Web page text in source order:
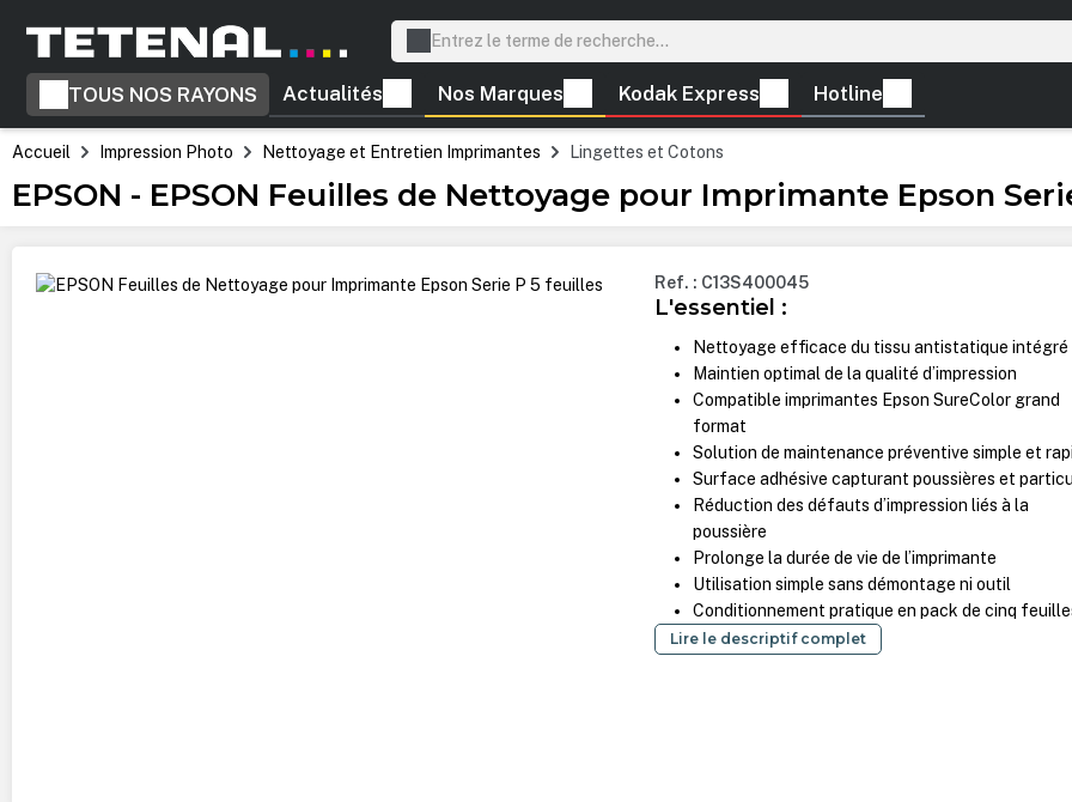
Passer à la navigation principale
TOUS NOS RAYONS Actualités Nos Marques Kodak Express Hotline
Accueil Impression Photo Nettoyage et Entretien Imprimantes Lingettes et Cotons
EPSON - EPSON Feuilles de Nettoyage pour Imprimante Epson
Ignorer la galerie d'images Ref. : C13S400045
L'essentiel :
Nettoyage efficace du tissu antistatique intégré
Maintien optimal de la qualité d’impression
Compatible imprimantes Epson SureColor grand
format
Solution de maintenance préventive simple et
Surface adhésive capturant poussières et
Réduction des défauts d’impression liés à la
poussière
Prolonge la durée de vie de l’imprimante
Utilisation simple sans démontage ni outil
Conditionnement pratique en pack de cinq
Lire le descriptif complet